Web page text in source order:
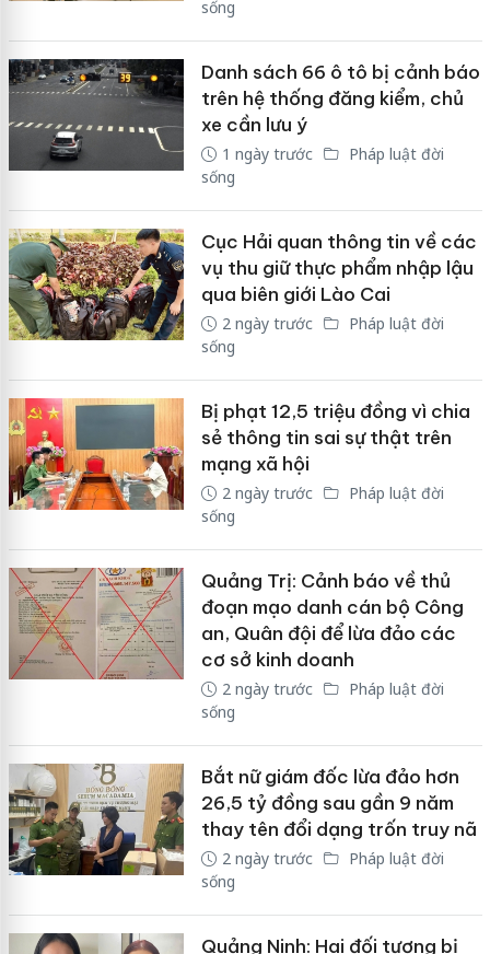
sống
Danh sách 66 ô tô bị cảnh báo
trên hệ thống đăng kiểm, chủ
xe cần lưu ý
1 ngày trước
Pháp luật đời
sống
Cục Hải quan thông tin về các
vụ thu giữ thực phẩm nhập lậu
qua biên giới Lào Cai
2 ngày trước
Pháp luật đời
sống
Bị phạt 12,5 triệu đồng vì chia
sẻ thông tin sai sự thật trên
mạng xã hội
2 ngày trước
Pháp luật đời
sống
Quảng Trị: Cảnh báo về thủ
đoạn mạo danh cán bộ Công
an, Quân đội để lừa đảo các
cơ sở kinh doanh
2 ngày trước
Pháp luật đời
sống
Bắt nữ giám đốc lừa đảo hơn
26,5 tỷ đồng sau gần 9 năm
thay tên đổi dạng trốn truy nã
2 ngày trước
Pháp luật đời
sống
Quảng Ninh: Hai đối tượng bị